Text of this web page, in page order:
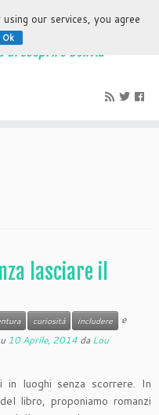
di scoprire Bolivia
lasciare il
curiosità includere
e
10 Aprile, 2014 daLou
luoghi senza scorrere. In
libro, proponiamo romanzi
our services, you agree
Ok